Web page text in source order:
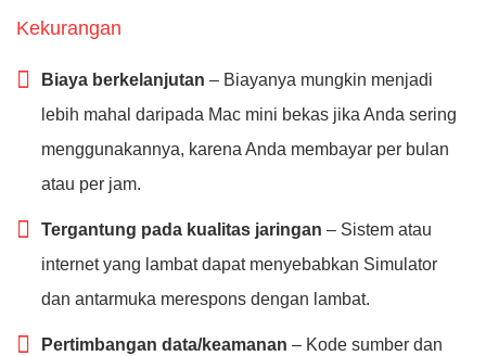
Kekurangan
Biaya berkelanjutan – Biayanya mungkin menjadi
lebih mahal daripada Mac mini bekas jika Anda sering
menggunakannya, karena Anda membayar per bulan
atau per jam.
Tergantung pada kualitas jaringan – Sistem atau
internet yang lambat dapat menyebabkan Simulator
dan antarmuka merespons dengan lambat.
Pertimbangan data/keamanan – Kode sumber dan